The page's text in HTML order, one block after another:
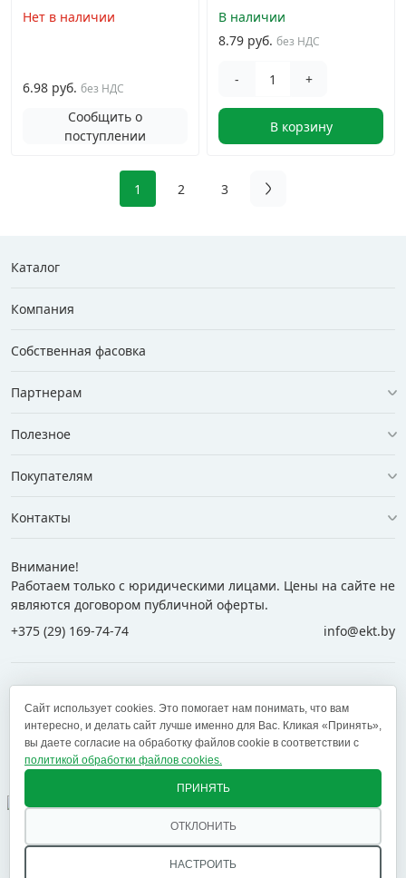
Нет в наличии
6.98 руб. без НДС
Сообщить о
поступлении
В наличии
8.79 руб. без НДС
- +
В корзину
1 2 3
Каталог
Компания
Собственная фасовка
Партнерам
Полезное
Покупателям
Контакты
Внимание!
Работаем только с юридическими лицами. Цены на сайте не
являются договором публичной оферты.
+375 (29) 169-74-74
info@ekt.by
+375 (17) 269-74-74
zakaz@ekt.by
Оставить отзыв
Брест, Витебск, Гомель, Гродно, Могилев и другие
Сайт использует cookies. Это помогает нам понимать, что вам
интересно, и делать сайт лучше именно для Вас. Кликая «Принять»,
вы даете согласие на обработку файлов cookie в соответствии с
политикой обработки файлов cookies.
НАСТРОИТЬ
ОТКЛОНИТЬ
ПРИНЯТЬ